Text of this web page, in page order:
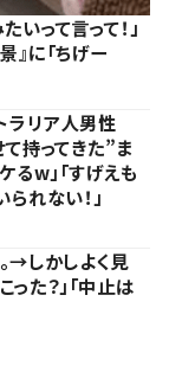
って言って！」
に「ちげー
ラリア人男性
て持ってきた”ま
w」「すげえも
れない！」
→しかしよく見
た？」「中止は